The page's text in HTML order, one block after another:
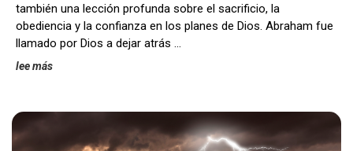
también una lección profunda sobre el sacrificio, la
obediencia y la confianza en los planes de Dios. Abraham fue
llamado por Dios a dejar atrás …
lee más